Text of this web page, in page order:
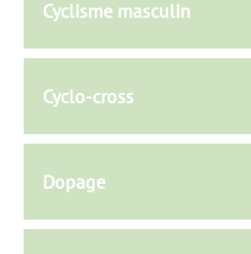
Cyclisme masculin
Cyclo-cross
Dopage